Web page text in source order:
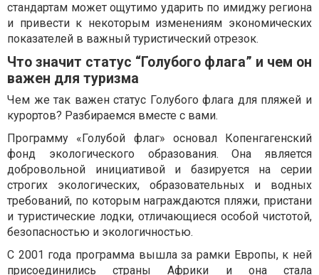
стандартам может ощутимо ударить по имиджу региона
и привести к некоторым изменениям экономических
показателей в важный туристический отрезок.
Что значит статус “Голубого флага” и чем он
важен для туризма
Чем же так важен статус Голубого флага для пляжей и
курортов? Разбираемся вместе с вами.
Программу «Голубой флаг» основал Копенгагенский
фонд экологического образования. Она является
добровольной инициативой и базируется на серии
строгих экологических, образовательных и водных
требований, по которым награждаются пляжи, пристани
и туристические лодки, отличающиеся особой чистотой,
безопасностью и экологичностью.
С 2001 года программа вышла за рамки Европы, к ней
присоединились страны Африки и она стала